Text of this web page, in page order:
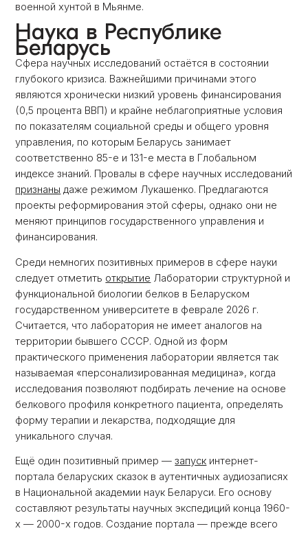
военной хунтой в Мьянме.
Наука в Республике
Беларусь
Сфера научных исследований остаётся в состоянии
глубокого кризиса. Важнейшими причинами этого
являются хронически низкий уровень финансирования
(0,5 процента ВВП) и крайне неблагоприятные условия
по показателям социальной среды и общего уровня
управления, по которым Беларусь занимает
соответственно 85-е и 131-е места в Глобальном
индексе знаний. Провалы в сфере научных исследований
признаны даже режимом Лукашенко. Предлагаются
проекты реформирования этой сферы, однако они не
меняют принципов государственного управления и
финансирования.
Среди немногих позитивных примеров в сфере науки
следует отметить открытие Лаборатории структурной и
функциональной биологии белков в Беларуском
государственном университете в феврале 2026 г.
Считается, что лаборатория не имеет аналогов на
территории бывшего СССР. Одной из форм
практического применения лаборатории является так
называемая «персонализированная медицина», когда
исследования позволяют подбирать лечение на основе
белкового профиля конкретного пациента, определять
форму терапии и лекарства, подходящие для
уникального случая.
Ещё один позитивный пример —запуск интернет-
портала беларуских сказок в аутентичных аудиозаписях
в Национальной академии наук Беларуси. Его основу
составляют результаты научных экспедиций конца 1960-
х — 2000-х годов. Создание портала — прежде всего